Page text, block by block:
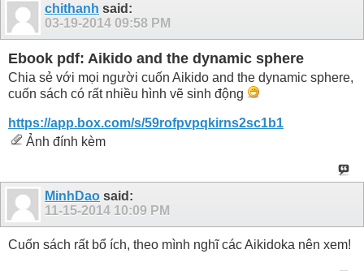
chithanh said:
03-19-2014 09:58 PM
Ebook pdf: Aikido and the dynamic sphere
Chia sẻ với mọi người cuốn Aikido and the dynamic sphere,
cuốn sách có rất nhiều hình vẽ sinh động
https://app.box.com/s/59rofpvpqkirns2sc1b1
Ảnh đính kèm
MinhDao said:
11-15-2014 10:09 PM
Cuốn sách rất bổ ích, theo mình nghĩ các Aikidoka nên xem!